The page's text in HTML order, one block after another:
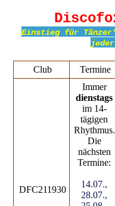
Einstieg für
Club Termine
DFC211930
Immer
dienstags
im 14-
tägigen
Rhythmus.
Die
nächsten
Termine:
14.07.,
28.07.,